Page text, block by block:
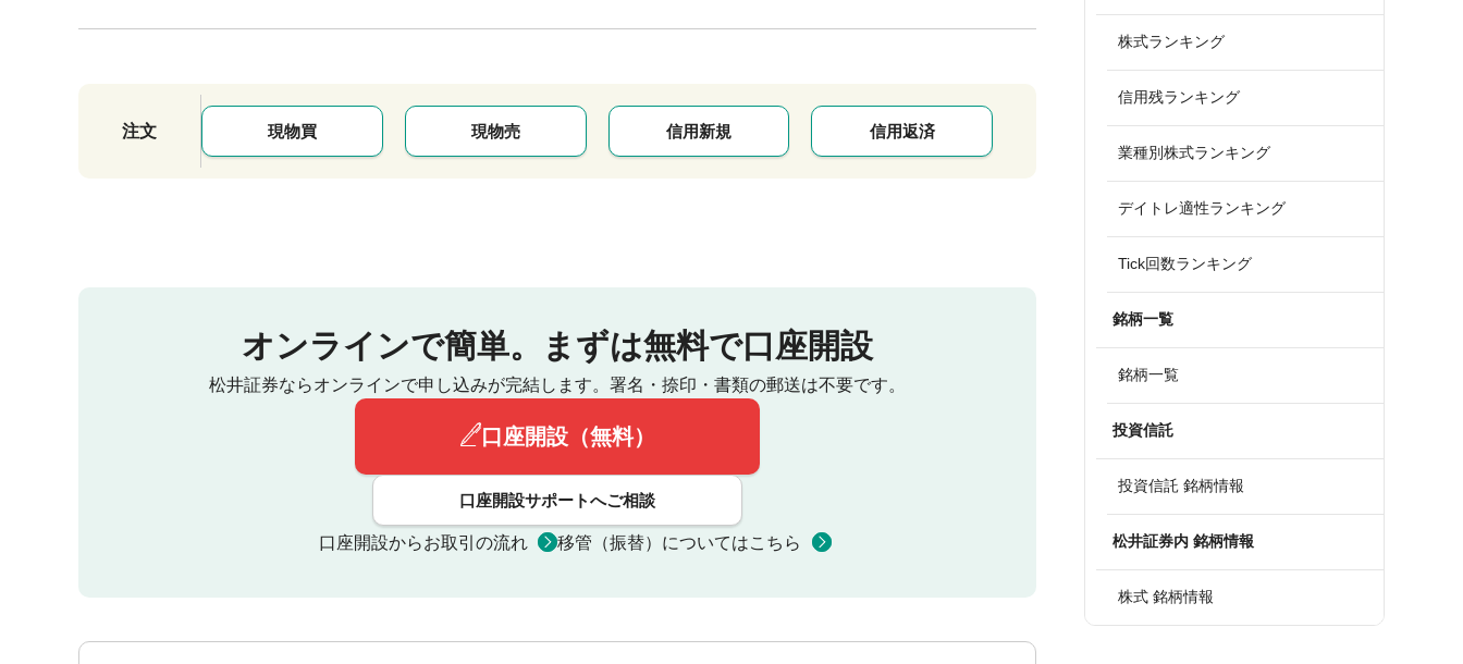
注文 現物買 現物売 信用新規 信用返済
オンラインで簡単。 まずは無料で口座開設
松井証券ならオンラインで申し込みが完結します。 署名・捺印・書類の郵送は不要です。
口座開設（無料）
口座開設サポートへご相談
口座開設からお取引の流れ 移管（振替）についてはこちら
株式ランキング
信用残ランキング
業種別株式ランキング
デイトレ適性ランキング
Tick回数ランキング
銘柄一覧
銘柄一覧
投資信託
投資信託 銘柄情報
松井証券内 銘柄情報
株式 銘柄情報